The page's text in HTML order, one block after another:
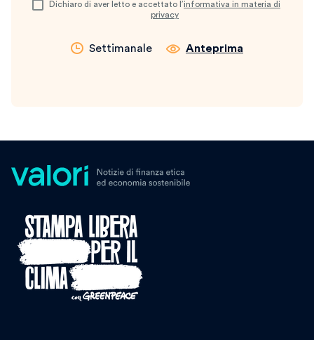
Dichiaro di aver letto e accettato l’informativa in materia di
privacy
Settimanale Anteprima